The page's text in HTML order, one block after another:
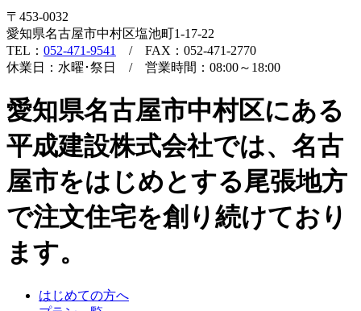
〒453-0032
愛知県名古屋市中村区塩池町1-17-22
TEL： 052-471-9541
/ FAX：052-471-2770
休業日：水曜･祭日 / 営業時間：08:00～18:00
愛知県名古屋市中村区にある
平成建設株式会社では、名古
屋市をはじめとする尾張地方
で注文住宅を創り続けており
ます。
はじめての方へ